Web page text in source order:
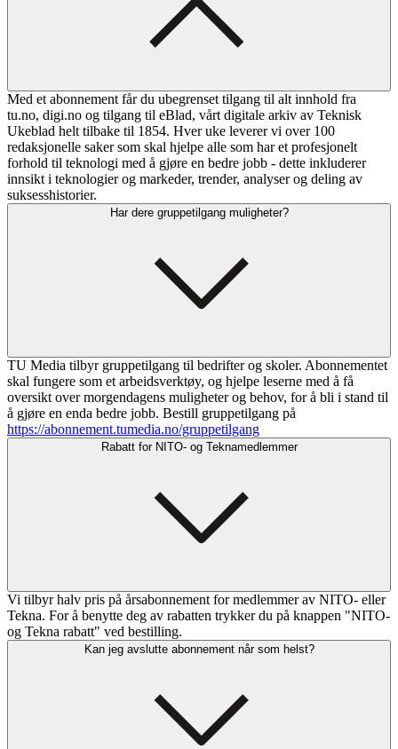
Med et abonnement får du ubegrenset tilgang til alt innhold fra
tu.no, digi.no og tilgang til eBlad, vårt digitale arkiv av Teknisk
Ukeblad helt tilbake til 1854. Hver uke leverer vi over 100
redaksjonelle saker som skal hjelpe alle som har et profesjonelt
forhold til teknologi med å gjøre en bedre jobb - dette inkluderer
innsikt i teknologier og markeder, trender, analyser og deling av
suksesshistorier.
Har dere gruppetilgang muligheter?
TU Media tilbyr gruppetilgang til bedrifter og skoler. Abonnementet
skal fungere som et arbeidsverktøy, og hjelpe leserne med å få
oversikt over morgendagens muligheter og behov, for å bli i stand til
å gjøre en enda bedre jobb. Bestill gruppetilgang på
https://abonnement.tumedia.no/gruppetilgang
Rabatt for NITO- og Teknamedlemmer
Vi tilbyr halv pris på årsabonnement for medlemmer av NITO- eller
Tekna. For å benytte deg av rabatten trykker du på knappen "NITO-
og Tekna rabatt" ved bestilling.
Kan jeg avslutte abonnement når som helst?